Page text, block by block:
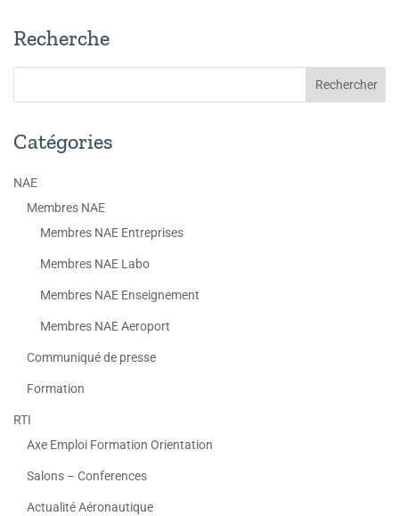
Recherche
Catégories
NAE
Membres NAE
Membres NAE Entreprises
Membres NAE Labo
Membres NAE Enseignement
Membres NAE Aeroport
Communiqué de presse
Formation
RTI
Axe Emploi Formation Orientation
Salons – Conferences
Actualité Aéronautique